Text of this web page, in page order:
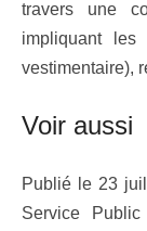
travers une
impliquant les
vestimentaire),
Voir aussi
Publié le 23
Service